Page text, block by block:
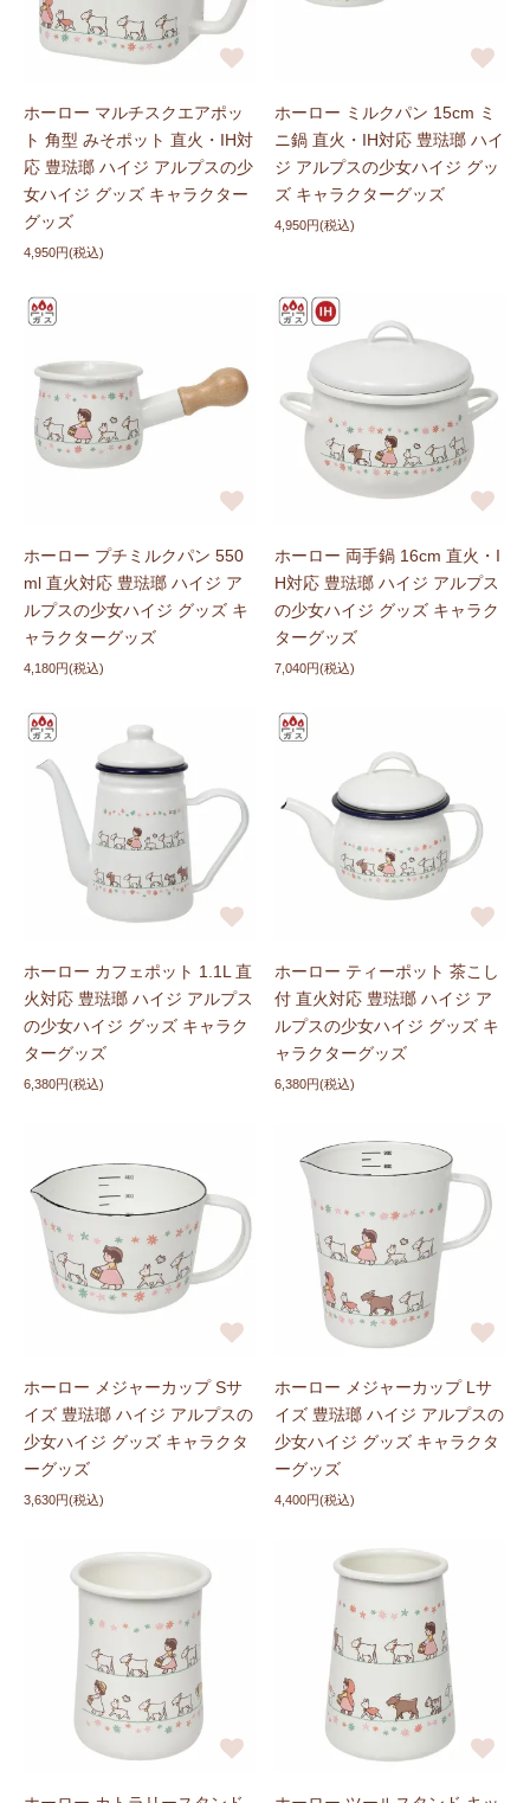
ホーロー マルチスクエアポッ
ト 角型 みそポット 直火・IH対
応 豊琺瑯 ハイジ アルプスの少
女ハイジ グッズ キャラクター
グッズ
4,950円(税込)
ホーロー ミルクパン 15cm ミ
ニ鍋 直火・IH対応 豊琺瑯 ハイ
ジ アルプスの少女ハイジ グッ
ズ キャラクターグッズ
4,950円(税込)
ホーロー プチミルクパン 550
ml 直火対応 豊琺瑯 ハイジ ア
ルプスの少女ハイジ グッズ キ
ャラクターグッズ
4,180円(税込)
ホーロー 両手鍋 16cm 直火・I
H対応 豊琺瑯 ハイジ アルプス
の少女ハイジ グッズ キャラク
ターグッズ
7,040円(税込)
ホーロー カフェポット 1.1L 直
火対応 豊琺瑯 ハイジ アルプス
の少女ハイジ グッズ キャラク
ターグッズ
6,380円(税込)
ホーロー ティーポット 茶こし
付 直火対応 豊琺瑯 ハイジ ア
ルプスの少女ハイジ グッズ キ
ャラクターグッズ
6,380円(税込)
ホーロー メジャーカップ Sサ
イズ 豊琺瑯 ハイジ アルプスの
少女ハイジ グッズ キャラクタ
ーグッズ
3,630円(税込)
ホーロー メジャーカップ Lサ
イズ 豊琺瑯 ハイジ アルプスの
少女ハイジ グッズ キャラクタ
ーグッズ
4,400円(税込)